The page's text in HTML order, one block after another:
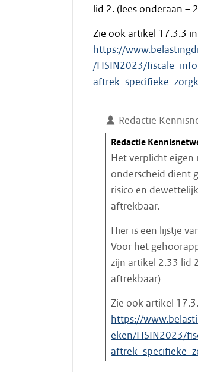
lid 2. (lees onderaan –
Zie ook artikel 17.3.3
https://
/FISIN2023/
Redactie
Citaat
starten
Redactie
Het verplicht eigen
onderscheid dient
risico en
aftrekbaar.
Hier is een lijstje
Voor het
zijn artikel 2.33 lid
aftrekbaar)
Zie ook artikel
https://
eken/FISIN2023/